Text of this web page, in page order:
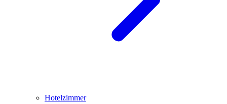
Hotelzimmer